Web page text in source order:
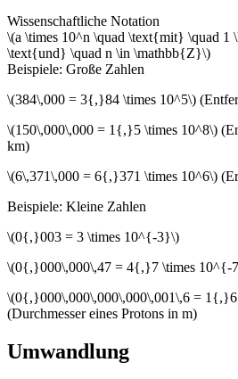
Wissenschaftliche Notation
\(a \times 10^n \quad \text{mit} \quad 1
\text{und} \quad n \in \mathbb{Z}\)
Beispiele: Große Zahlen
\(384\,000 = 3{,}84 \times 10^5\)
\(150\,000\,000 = 1{,}5 \times 10^8\)
km)
\(6\,371\,000 = 6{,}371 \times 10^6\)
Beispiele: Kleine Zahlen
\(0{,}003 = 3 \times 10^{-3}\)
\(0{,}000\,000\,47 = 4{,}7 \times 10^{-
\(0{,}000\,000\,000\,000\,001\,6 =
(Durchmesser eines Protons in m)
Umwandlung